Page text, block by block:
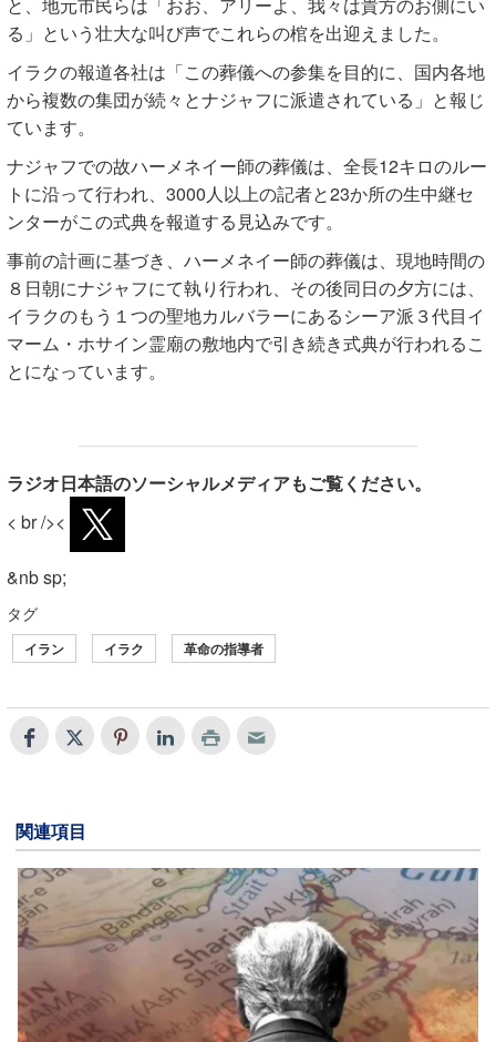
と、地元市民らは「おお、アリーよ、我々は貴方のお側にい
る」という壮大な叫び声でこれらの棺を出迎えました。
イラクの報道各社は「この葬儀への参集を目的に、国内各地
から複数の集団が続々とナジャフに派遣されている」と報じ
ています。
ナジャフでの故ハーメネイー師の葬儀は、全長12キロのルー
トに沿って行われ、3000人以上の記者と23か所の生中継セ
ンターがこの式典を報道する見込みです。
事前の計画に基づき、ハーメネイー師の葬儀は、現地時間の
８日朝にナジャフにて執り行われ、その後同日の夕方には、
イラクのもう１つの聖地カルバラーにあるシーア派３代目イ
マーム・ホサイン霊廟の敷地内で引き続き式典が行われるこ
とになっています。
ラジオ日本語のソーシャルメディアもご覧ください。
< br /><
&nb sp;
タグ
イラン イラク 革命の指導者
関連項目